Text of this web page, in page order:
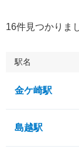
16件見つかりま
駅名
金ケ崎駅
島越駅